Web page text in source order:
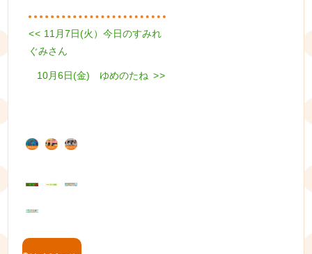
投
稿
ナ
ー
シ
Previous
post:
<< 11月7日(火）今日のすみれ
ぐみさん
Next
10月6日(金) ゆめのたね >>